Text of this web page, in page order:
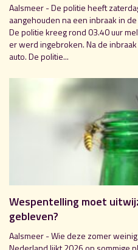
Aalsmeer - De politie heeft
aangehouden na een inbraak in
De politie kreeg rond 03.40 uur
er werd ingebroken. Na de
auto. De politie...
Wespentelling moet
gebleven?
Aalsmeer - Wie deze zomer